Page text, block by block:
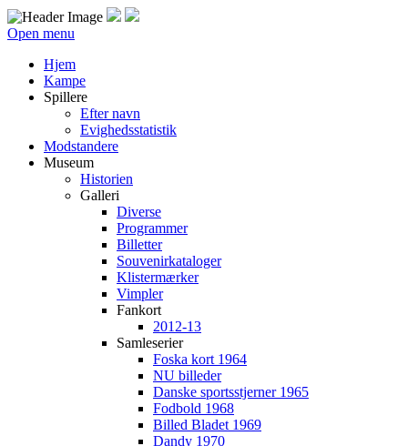
Open menu
Hjem
Kampe
Spillere
Efter navn
Evighedsstatistik
Modstandere
Museum
Historien
Galleri
Diverse
Programmer
Billetter
Souvenirkataloger
Klistermærker
Vimpler
Fankort
2012-13
Samleserier
Foska kort 1964
NU billeder
Danske sportsstjerner 1965
Fodbold 1968
Billed Bladet 1969
Dandy 1970